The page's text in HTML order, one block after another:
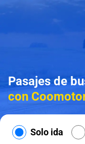
Pasajes de
con
Solo ida